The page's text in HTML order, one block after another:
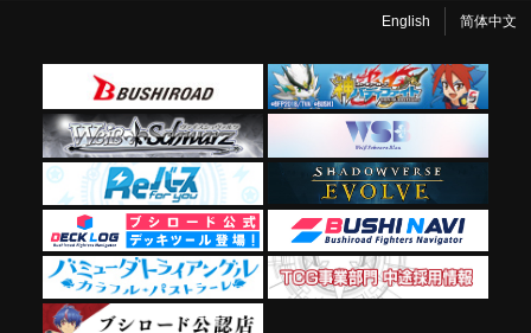
English 简体中文